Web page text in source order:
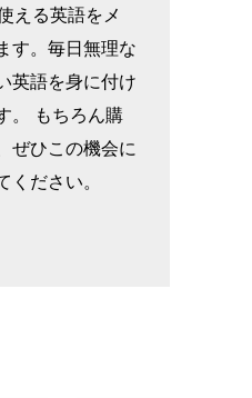
える英語をメ
す。毎日無理な
英語を身に付け
。 もちろん購
ぜひこの機会に
ださい。